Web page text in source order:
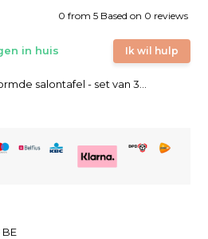
0 from 5 Based on 0 reviews
Ik wil hulp
in huis
salontafel - set van 3...